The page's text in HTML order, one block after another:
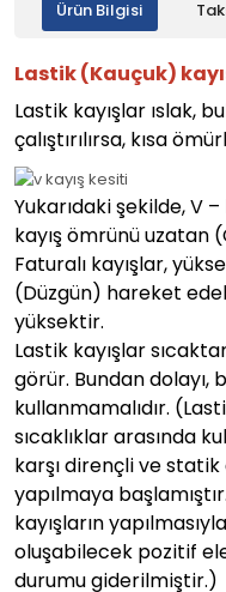
Ürün Bilgisi
Lastik (Kauçuk)
Lastik kayışlar ıslak,
çalıştırılırsa, kısa
Yukarıdaki şekilde, V
kayış ömrünü uzatan
Faturalı kayışlar,
(Düzgün) hareket
yüksektir.
Lastik kayışlar
görür. Bundan dolayı,
kullanmamalıdır.
sıcaklıklar arasında
karşı dirençli ve
yapılmaya
kayışların
oluşabilecek pozitif
durumu giderilmiştir.)